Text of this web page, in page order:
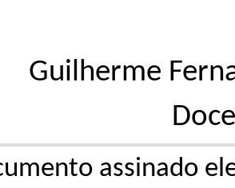
Guilherme
assinado